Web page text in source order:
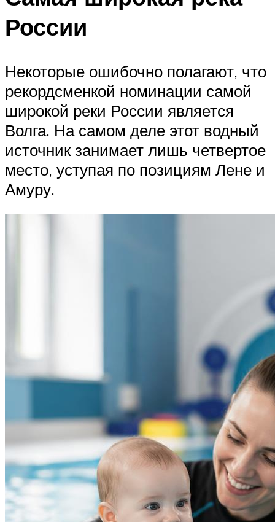
России
Некоторые ошибочно полагают, что
рекордсменкой номинации самой
широкой реки России является
Волга. На самом деле этот водный
источник занимает лишь четвертое
место, уступая по позициям Лене и
Амуру.